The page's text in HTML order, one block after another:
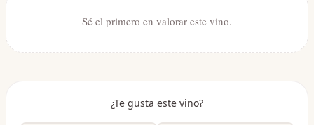
Sé el primero en valorar este vino.
¿Te gusta este vino?